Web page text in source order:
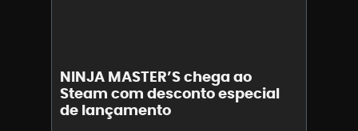
NINJA MASTER’S chega ao
Steam com desconto especial
de lançamento